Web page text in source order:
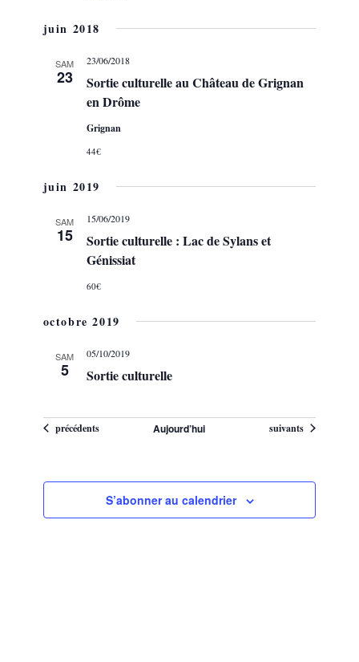
juin 2018
SAM
23
Sortie culturelle au Château de Grignan
en Drôme
23/06/2018
Grignan
44€
juin 2019
SAM
15
Sortie culturelle : Lac de Sylans et
Génissiat
15/06/2019
60€
octobre 2019
SAM
5 Sortie culturelle
05/10/2019
Évènements
précédents Aujourd’hui Évènements
suivants
S’abonner au calendrier